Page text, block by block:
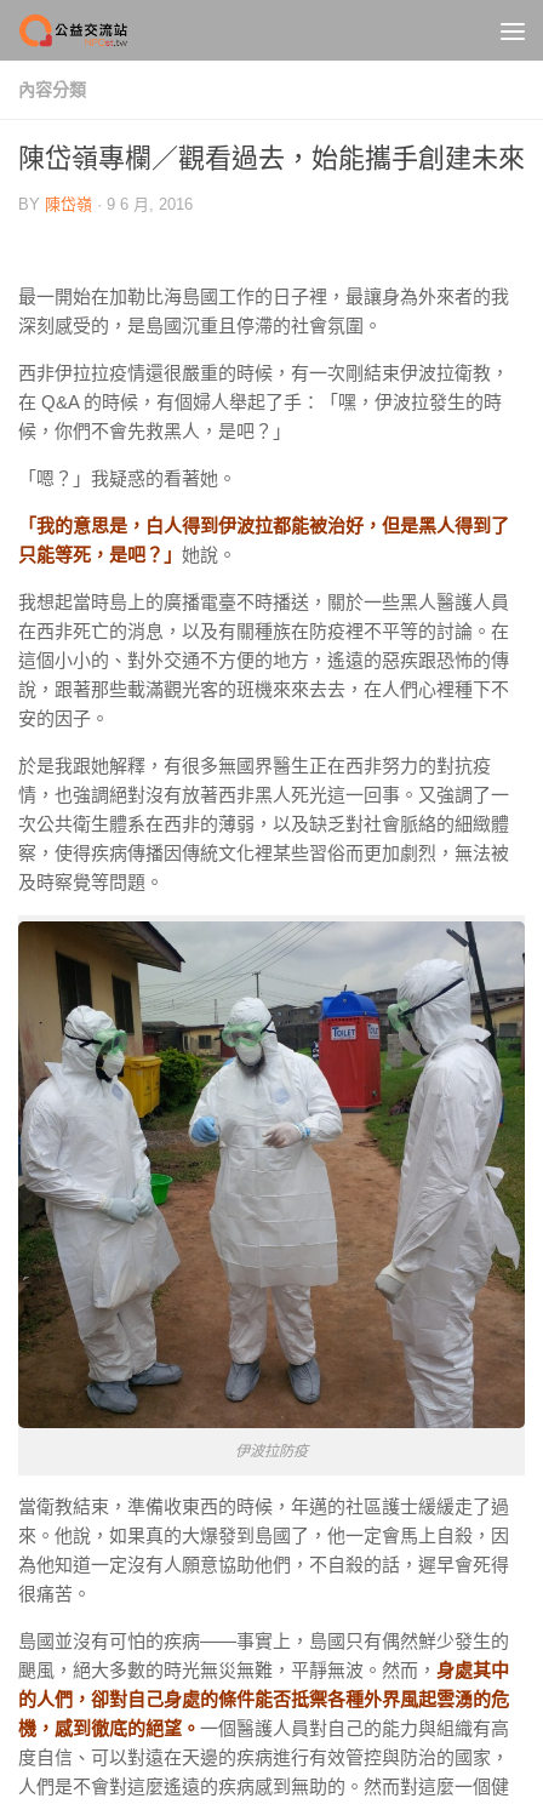
Skip to content
內容分類
陳岱嶺專欄／觀看過去，始能攜手創建未來
BY 陳岱嶺 · 9 6 月, 2016
最一開始在加勒比海島國工作的日子裡，最讓身為外來者的我
深刻感受的，是島國沉重且停滯的社會氛圍。
西非伊拉拉疫情還很嚴重的時候，有一次剛結束伊波拉衛教，
在 Q&A 的時候，有個婦人舉起了手：「嘿，伊波拉發生的時
候，你們不會先救黑人，是吧？」
「嗯？」我疑惑的看著她。
「我的意思是，白人得到伊波拉都能被治好，但是黑人得到了
只能等死，是吧？」 她說。
我想起當時島上的廣播電臺不時播送，關於一些黑人醫護人員
在西非死亡的消息，以及有關種族在防疫裡不平等的討論。在
這個小小的、對外交通不方便的地方，遙遠的惡疾跟恐怖的傳
說，跟著那些載滿觀光客的班機來來去去，在人們心裡種下不
安的因子。
於是我跟她解釋，有很多無國界醫生正在西非努力的對抗疫
情，也強調絕對沒有放著西非黑人死光這一回事。又強調了一
次公共衛生體系在西非的薄弱，以及缺乏對社會脈絡的細緻體
察，使得疾病傳播因傳統文化裡某些習俗而更加劇烈，無法被
及時察覺等問題。
伊波拉防疫
當衛教結束，準備收東西的時候，年邁的社區護士緩緩走了過
來。他說，如果真的大爆發到島國了，他一定會馬上自殺，因
為他知道一定沒有人願意協助他們，不自殺的話，遲早會死得
很痛苦。
島國並沒有可怕的疾病——事實上，島國只有偶然鮮少發生的
颶風，絕大多數的時光無災無難，平靜無波。然而， 身處其中
的人們，卻對自己身處的條件能否抵禦各種外界風起雲湧的危
機，感到徹底的絕望。 一個醫護人員對自己的能力與組織有高
度自信、可以對遠在天邊的疾病進行有效管控與防治的國家，
人們是不會對這麼遙遠的疾病感到無助的。然而對這麼一個健